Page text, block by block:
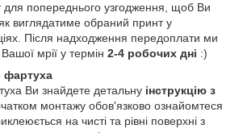
для попереднього узгодження, щоб Ви
виглядатиме обраний принт у
Після надходження передоплати ми
мрії у термін 2-4 робочих дні :)
фартуха
Ви знайдете детальну інструкцію з
монтажу обов'язково ознайомтеся
на чисті та рівні поверхні з